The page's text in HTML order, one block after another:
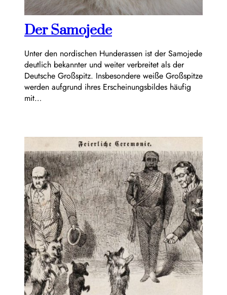
Der Samojede
Unter den nordischen Hunderassen ist der Samojede
deutlich bekannter und weiter verbreitet als der
Deutsche Großspitz. Insbesondere weiße Großspitze
werden aufgrund ihres Erscheinungsbildes häufig
mit…